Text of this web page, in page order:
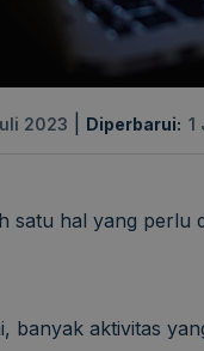
2023 Diperbarui: 1
satu hal yang perlu
banyak aktivitas